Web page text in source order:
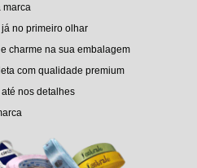
marca
no primeiro olhar
charme na sua embalagem
com qualidade premium
nos detalhes